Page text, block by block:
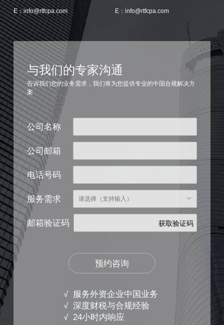
E：info@rtfcpa.com E：info@rtfcpa.com
与我们的专家沟通
告诉我们您的业务需求，我们将为您提供专业的中国合规解决方
案
公司名称
公司邮箱
电话号码
服务需求
邮箱验证码 获取验证码
预约咨询
√ 服务外资企业中国业务
√ 深度财税与合规经验
√ 24小时内响应